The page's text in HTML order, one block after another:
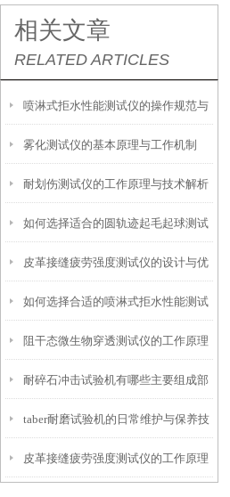
相关文章
RELATED ARTICLES
喷淋式拒水性能测试仪的操作规范与
应用指南
雾化测试仪的基本原理与工作机制
耐划伤测试仪的工作原理与技术解析
如何选择适合的圆轨迹起毛起球测试
仪？
皮革接缝疲劳强度测试仪的设计与优
化
如何选择合适的喷淋式拒水性能测试
仪
阻干态微生物穿透测试仪的工作原理
解析
耐碎石冲击试验机有哪些主要组成部
分？
taber耐磨试验机的日常维护与保养技
巧
皮革接缝疲劳强度测试仪的工作原理